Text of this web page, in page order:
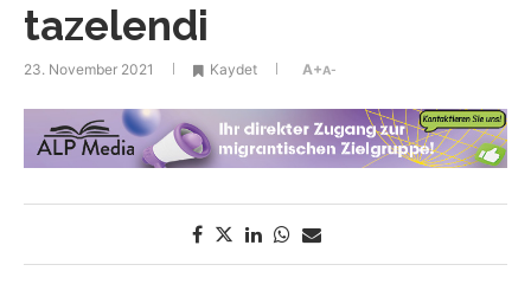
tazelendi
23. November 2021 Kaydet A+A-